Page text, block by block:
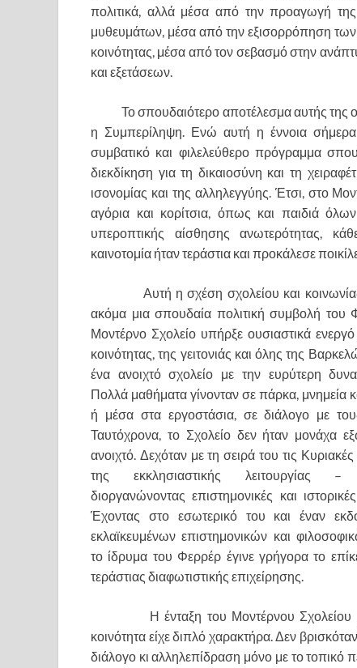
πολιτικά, αλλά μέσα από την προαγωγή
μυθευμάτων, μέσα από την εξισορρόπηση
κοινότητας, μέσα από τον σεβασμό στην
και εξετάσεων.
Το σπουδαιότερο αποτέλεσμα αυτής της
η Συμπερίληψη. Ενώ αυτή η έννοια σήμερα
συμβατικό και φιλελεύθερο πρόγραμμα
διεκδίκηση για τη δικαιοσύνη και τη
ισονομίας και της αλληλεγγύης. Έτσι, στο
αγόρια και κορίτσια, όπως και παιδιά
υπεροπτικής αίσθησης ανωτερότητας,
καινοτομία ήταν τεράστια και προκάλεσε
Αυτή η σχέση σχολείου και κοινωνίας
ακόμα μια σπουδαία πολιτική συμβολή του
Μοντέρνο Σχολείο υπήρξε ουσιαστικά
κοινότητας, της γειτονιάς και όλης της
ένα ανοιχτό σχολείο με την ευρύτερη
Πολλά μαθήματα γίνονταν σε πάρκα, μνημεία
ή μέσα στα εργοστάσια, σε διάλογο με
Ταυτόχρονα, το Σχολείο δεν ήταν μονάχα
ανοιχτό. Δεχόταν με τη σειρά του τις
της εκκλησιαστικής λειτουργίας –
διοργανώνοντας επιστημονικές και ιστορικές
Έχοντας στο εσωτερικό του και έναν
εκλαϊκευμένων επιστημονικών και
το ίδρυμα του Φερρέρ έγινε γρήγορα το
τεράστιας διαφωτιστικής επιχείρησης.
Η ένταξη του Μοντέρνου Σχολείου
κοινότητα είχε διπλό χαρακτήρα. Δεν
διάλογο κι αλληλεπίδραση μόνο με το τοπικό